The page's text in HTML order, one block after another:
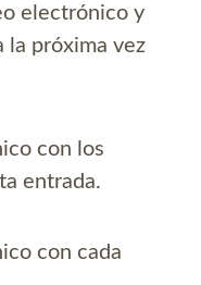
electrónico y
la próxima vez
con los
entrada.
con cada